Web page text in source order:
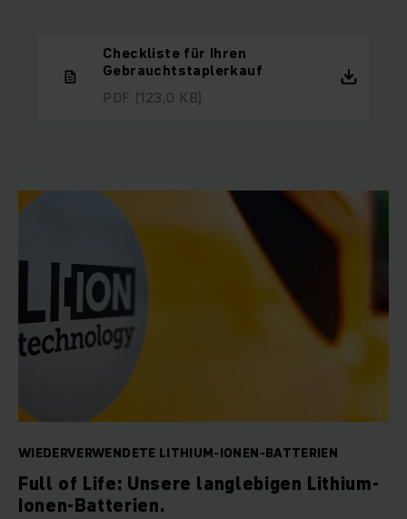
Checkliste für Ihren
Gebrauchtstaplerkauf
PDF (123,0 KB)
WIEDERVERWENDETE LITHIUM-IONEN-BATTERIEN
Full of Life: Unsere langlebigen Lithium-
Ionen-Batterien.